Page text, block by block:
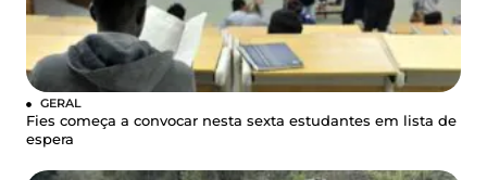
GERAL
Fies começa a convocar nesta sexta estudantes em lista de
espera